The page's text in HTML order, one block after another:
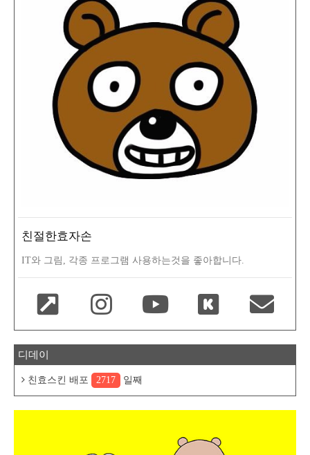
친절한효자손
IT와 그림, 각종 프로그램 사용하는것을 좋아합니다.
디데이
친효스킨 배포 2717 일째